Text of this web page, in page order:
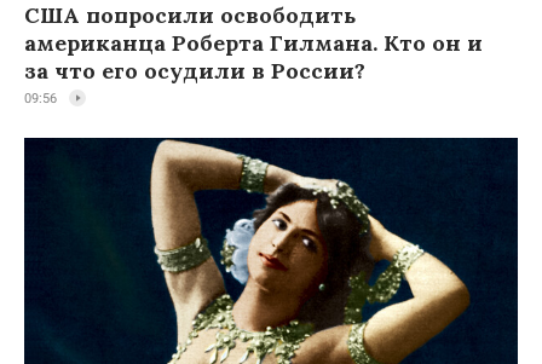
США попросили освободить
американца Роберта Гилмана. Кто он и
за что его осудили в России?
09:56